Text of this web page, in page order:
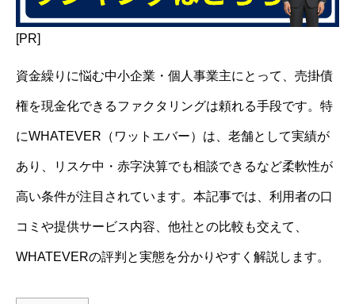
[PR]
資金繰りに悩む中小企業・個人事業主にとって、売掛債
権を現金化できるファクタリングは頼れる手段です。特
にWHATEVER（ワットエバー）は、老舗として実績が
あり、リスケ中・赤字決算でも相談できるなど柔軟性が
高い条件が注目されています。本記事では、利用者の口
コミや提供サービス内容、他社との比較も交えて、
WHATEVERの評判と実態を分かりやすく解説します。